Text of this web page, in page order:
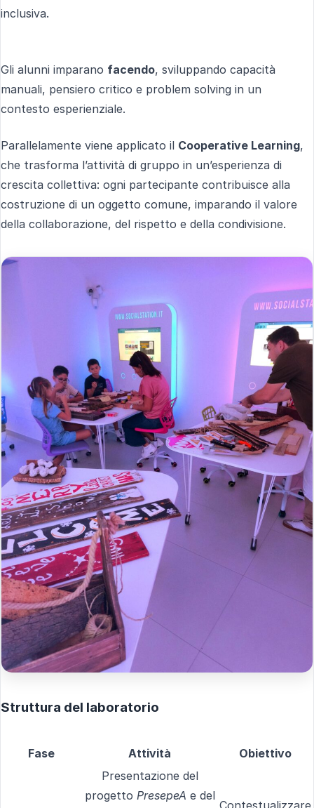
inclusiva.
Gli alunni imparano facendo, sviluppando capacità
manuali, pensiero critico e problem solving in un
contesto esperienziale.
Parallelamente viene applicato il Cooperative Learning,
che trasforma l’attività di gruppo in un’esperienza di
crescita collettiva: ogni partecipante contribuisce alla
costruzione di un oggetto comune, imparando il valore
della collaborazione, del rispetto e della condivisione.
Struttura del laboratorio
Fase Attività
Obiettivo
Presentazione del
progetto PresepeA e del
Contestualizzare